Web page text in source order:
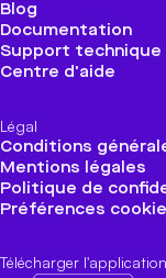
Blog
Documentation
Support technique
Centre d'aide
Légal
Conditions
Mentions légales
Politique de
Préférences
Télécharger l'application